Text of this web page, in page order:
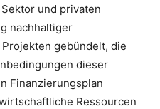
und privaten
nachhaltiger
gebündelt, die
dieser
Finanzierungsplan
Ressourcen